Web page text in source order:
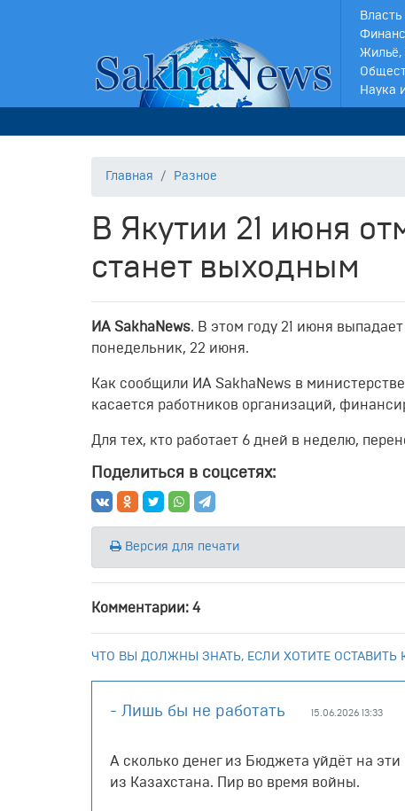
Наука
Главная Разное
В Якутии 21 июня
станет выходным
ИА SakhaNews. В этом году 21 июня
понедельник, 22 июня.
Как сообщили ИА SakhaNews в
касается работников организаций,
Для тех, кто работает 6 дней в неделю,
Поделиться в соцсетях:
Версия для печати
Комментарии: 4
ЧТО ВЫ ДОЛЖНЫ ЗНАТЬ, ЕСЛИ ХОТИТЕ ОСТАВИТЬ
- Лишь бы не работать 15.06.2026 13:33
А сколько денег из Бюджета уйдёт на
из Казахстана. Пир во время войны.